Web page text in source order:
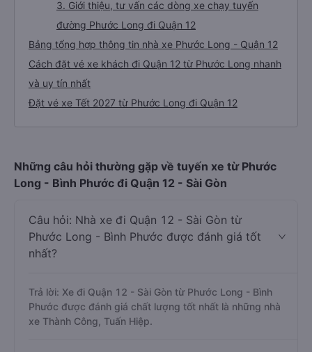
3. Giới thiệu, tư vấn các dòng xe chạy tuyến
đường Phước Long đi Quận 12
Bảng tổng hợp thông tin nhà xe Phước Long - Quận 12
Cách đặt vé xe khách đi Quận 12 từ Phước Long nhanh
và uy tín nhất
Đặt vé xe Tết 2027 từ Phước Long đi Quận 12
Những câu hỏi thường gặp về tuyến xe từ Phước
Long - Bình Phước đi Quận 12 - Sài Gòn
Câu hỏi: Nhà xe đi Quận 12 - Sài Gòn từ
Phước Long - Bình Phước được đánh giá tốt
nhất?
Trả lời: Xe đi Quận 12 - Sài Gòn từ Phước Long - Bình
Phước được đánh giá chất lượng tốt nhất là những nhà
xe Thành Công, Tuấn Hiệp.